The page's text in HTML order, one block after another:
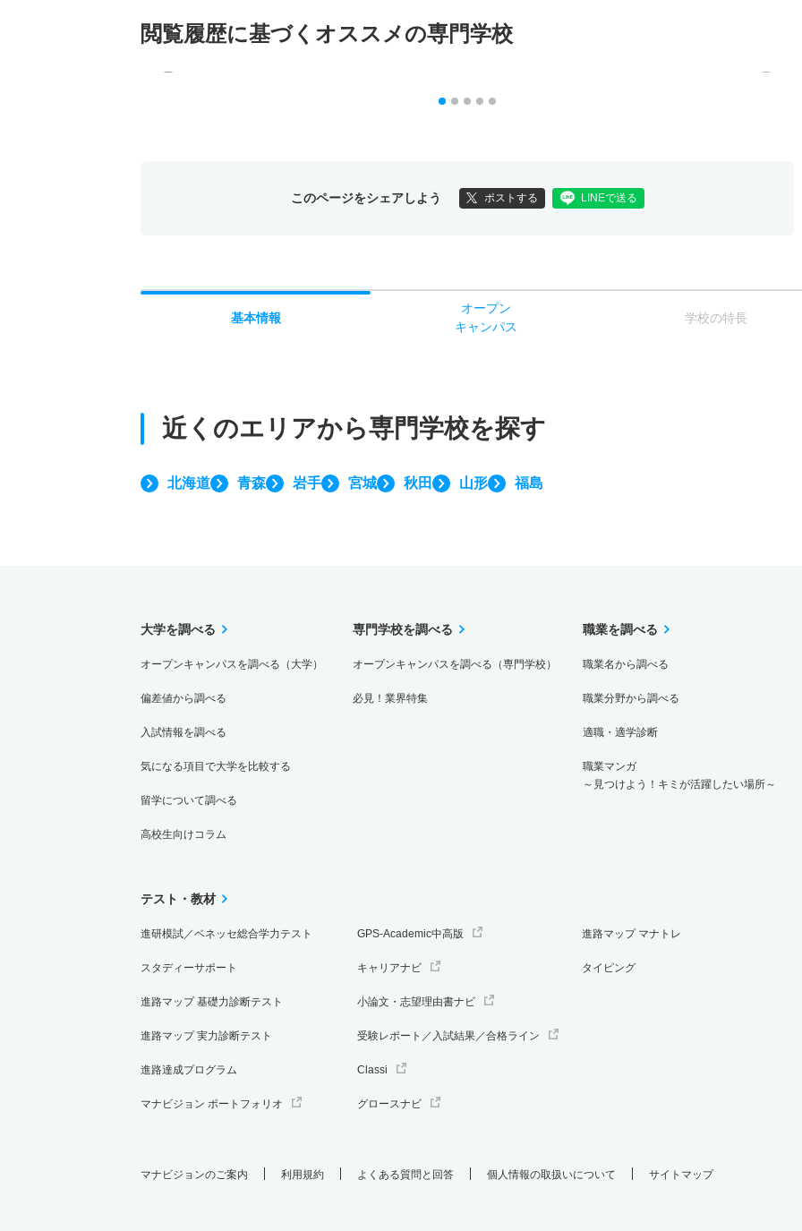
閲覧履歴に基づく オススメの専門学校
このページをシェアしよう ポストする LINEで送る
基本情報
オープン
キャンパス
学校の特長
近くのエリアから専門学校を探す
北海道 青森 岩手 宮城 秋田 山形 福島
大学を調べる
オープンキャンパスを調べる（大学）
偏差値から調べる
入試情報を調べる
気になる項目で大学を比較する
留学について調べる
高校生向けコラム
専門学校を調べる
オープンキャンパスを調べる（専門学校）
必見！業界特集
職業を調べる
職業名から調べる
職業分野から調べる
適職・適学診断
職業マンガ
～見つけよう！キミが活躍したい場所～
テスト・教材
進研模試／ベネッセ総合学力テスト
スタディーサポート
進路マップ 基礎力診断テスト
進路マップ 実力診断テスト
進路達成プログラム
マナビジョン ポートフォリオ
GPS-Academic中高版
キャリアナビ
小論文・志望理由書ナビ
受験レポート／入試結果／合格ライン
Classi
グロースナビ
進路マップ マナトレ
タイピング
マナビジョンのご案内 利用規約 よくある質問と回答 個人情報の取扱いについて サイトマップ